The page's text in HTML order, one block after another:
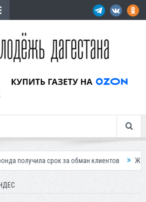
срок за обман клиентов Жителей